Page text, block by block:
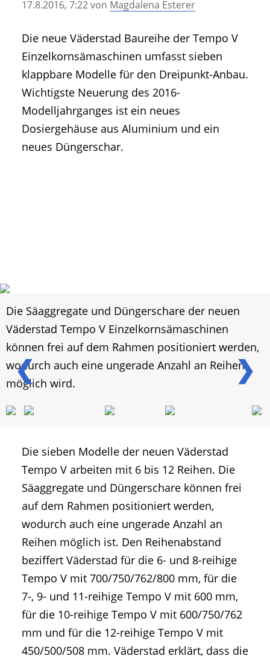
• Geschichte und Geschichten
• Mitteilung der Redaktion
• Agritechnica Neuheiten Archiv
• Artikel nach Hersteller/Marke
17.8.2016, 7:22von Magdalena Esterer
Die neue Väderstad Baureihe der Tempo V
Einzelkornsämaschinen umfasst sieben
klappbare Modelle für den Dreipunkt-Anbau.
Wichtigste Neuerung des 2016-
Modelljahrganges ist ein neues
Dosiergehäuse aus Aluminium und ein
neues Düngerschar.
❮ ❯
Die Säaggregate und Düngerschare der neuen
Väderstad Tempo V Einzelkornsämaschinen
können frei auf dem Rahmen positioniert werden,
wodurch auch eine ungerade Anzahl an Reihen
möglich wird.
Die sieben Modelle der neuen Väderstad
Tempo V arbeiten mit 6 bis 12 Reihen. Die
Säaggregate und Düngerschare können frei
auf dem Rahmen positioniert werden,
wodurch auch eine ungerade Anzahl an
Reihen möglich ist. Den Reihenabstand
beziffert Väderstad für die 6- und 8-reihige
Tempo V mit 700/750/762/800 mm, für die
7-, 9- und 11-reihige Tempo V mit 600 mm,
für die 10-reihige Tempo V mit 600/750/762
mm und für die 12-reihige Tempo V mit
450/500/508 mm. Väderstad erklärt, dass die